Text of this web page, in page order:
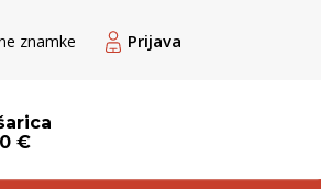
znamke Prijava
€